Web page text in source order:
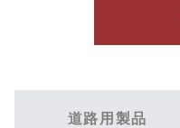
道路用製品